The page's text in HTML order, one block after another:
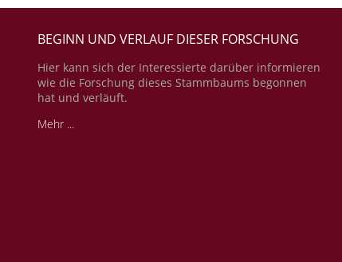
BEGINN UND VERLAUF DIESER FORSCHUNG
Hier kann sich der Interessierte darüber informieren
wie die Forschung dieses Stammbaums begonnen
hat und verläuft.
Mehr ...